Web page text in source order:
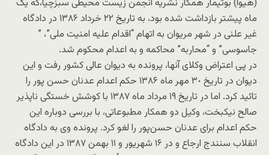
(هیوا) بوتیمار همکار نشریه انجمن زیست محیطی سبزچیا،که یک
ماه پیشتر بازداشت شده بود، به تاریخ ٢٢ خرداد ١٣٨۶ در دادگاه
غیر علنی در شهر مریوان به اتهام “اقدام علیه امنیت ملی”، ”
جاسوسی” و “محاربه” محاکمه و به اعدام محکوم شد.
در پی اعتراض وکلای آنها، پرونده به دیوان عالی کشور رفت و این
دیوان در تاریخ ٣٠ مهر ماه ١٣٨۶ حکم اعدام عدنان حسن پور را
تائید کرد. اما در تاریخ ١٩ مرداد ماه ١٣٨٧ با کوشش خستگی ناپذیر
صالح نیکبخت، وکیل دو همکار مطبوعاتی، با بررسی دوباره این
حکم اعدام برای عدنان حسن‌پور را لغو کرد. پرونده وی به دادگاه
انقلاب سنندج ارجاع و در ١۶ شهریور و ١١ بهمن ١٣٨٧ در این دادگاه